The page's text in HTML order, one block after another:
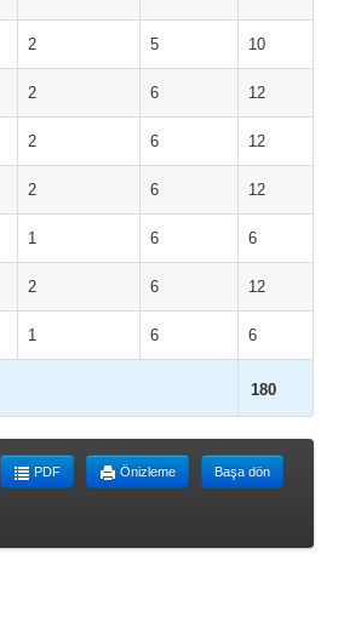
2 5 10
2 6 12
2 6 12
2 6 12
1 6 6
2 6 12
1 6 6
180
Başa dön
Önizleme
PDF